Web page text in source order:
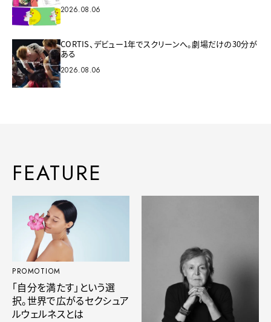
2026.08.06
CORTIS、デビュー1年でスクリーンへ。劇場だけの30分が
ある
2026.08.06
FEATURE
PROMOTIOM
「自分を満たす」という選
択。世界で広がるセクシュア
ルウェルネスとは